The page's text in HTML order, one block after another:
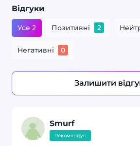
Відгуки
Усе 2 Позитивні 2
Негативні 0
Залишити
Smurf
Рекомендує